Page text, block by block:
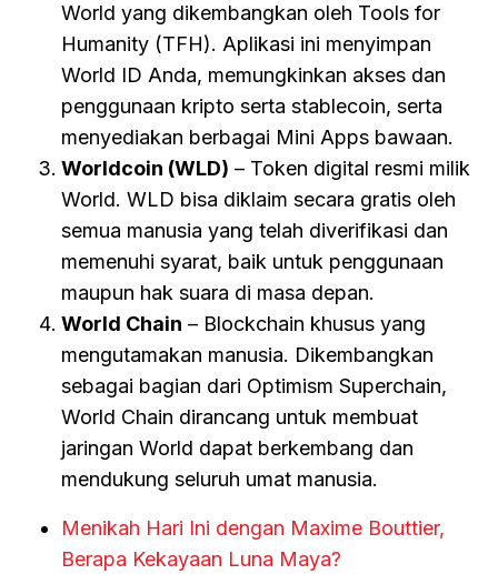
World yang dikembangkan oleh Tools for
Humanity (TFH). Aplikasi ini menyimpan
World ID Anda, memungkinkan akses dan
penggunaan kripto serta stablecoin, serta
menyediakan berbagai Mini Apps bawaan.
Worldcoin (WLD) – Token digital resmi milik
World. WLD bisa diklaim secara gratis oleh
semua manusia yang telah diverifikasi dan
memenuhi syarat, baik untuk penggunaan
maupun hak suara di masa depan.
World Chain – Blockchain khusus yang
mengutamakan manusia. Dikembangkan
sebagai bagian dari Optimism Superchain,
World Chain dirancang untuk membuat
jaringan World dapat berkembang dan
mendukung seluruh umat manusia.
Menikah Hari Ini dengan Maxime Bouttier,
Berapa Kekayaan Luna Maya?